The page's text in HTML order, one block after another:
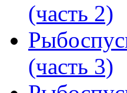
(часть 2)
(часть 3)